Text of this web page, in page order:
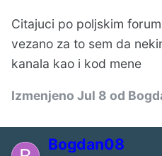
Citajuci po poljskim
vezano za to sem da
kanala kao i kod mene
Izmenjeno Jul 8 od
Bogdan08